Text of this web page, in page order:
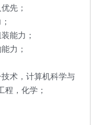
先；
能力；
力；
术，计算机科学与
程，化学 ；